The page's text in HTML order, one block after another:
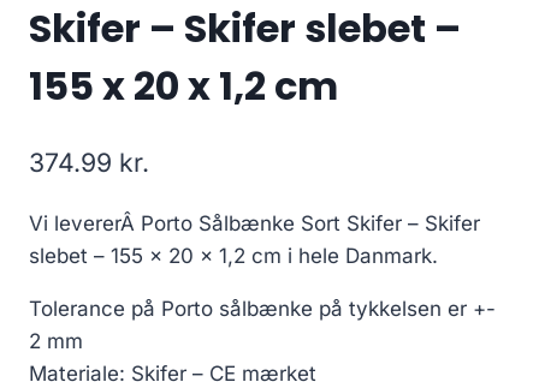
Skifer – Skifer slebet –
155 x 20 x 1,2 cm
374.99 kr.
Vi levererÂ Porto Sålbænke Sort Skifer – Skifer
slebet – 155 x 20 x 1,2 cm i hele Danmark.
Tolerance på Porto sålbænke på tykkelsen er +-
2 mm
Materiale: Skifer – CE mærket